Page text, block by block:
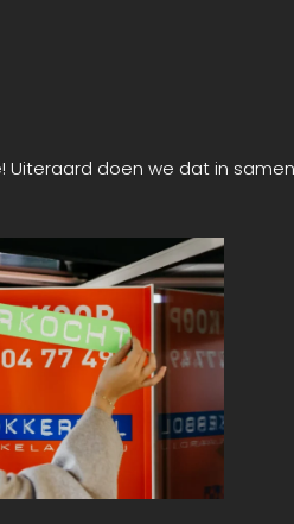
doen we dat in